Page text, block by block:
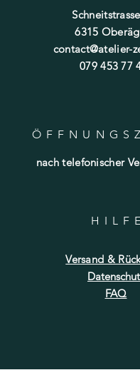
6315
contact@atelier-
079 453 77
nach telefonischer
HILF E
Versand &
FAQ